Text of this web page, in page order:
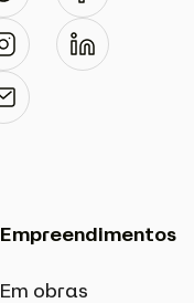
Empreendimentos
Em obras